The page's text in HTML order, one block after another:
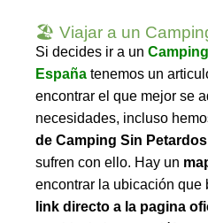
🏖️ Viajar a un
Si decides ir a un
España tenemos un
encontrar el que mejor se
necesidades, incluso
de Camping Sin Petardos
sufren con ello. Hay un
encontrar la ubicación que
link directo a la pagina